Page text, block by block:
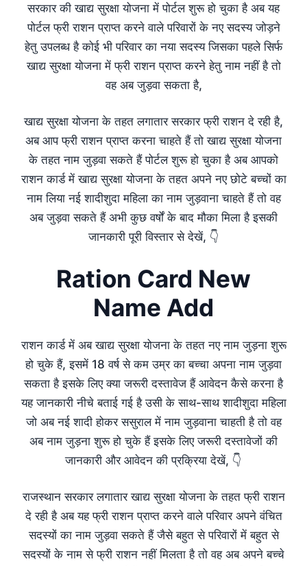
सरकार की खाद्य सुरक्षा योजना में पोर्टल शुरू हो चुका है अब यह
पोर्टल फ्री राशन प्राप्त करने वाले परिवारों के नए सदस्य जोड़ने
हेतु उपलब्ध है कोई भी परिवार का नया सदस्य जिसका पहले सिर्फ
खाद्य सुरक्षा योजना में फ्री राशन प्राप्त करने हेतु नाम नहीं है तो
वह अब जुड़वा सकता है,
खाद्य सुरक्षा योजना के तहत लगातार सरकार फ्री राशन दे रही है,
अब आप फ्री राशन प्राप्त करना चाहते हैं तो खाद्य सुरक्षा योजना
के तहत नाम जुड़वा सकते हैं पोर्टल शुरू हो चुका है अब आपको
राशन कार्ड में खाद्य सुरक्षा योजना के तहत अपने नए छोटे बच्चों का
नाम लिया नई शादीशुदा महिला का नाम जुड़वाना चाहते हैं तो वह
अब जुड़वा सकते हैं अभी कुछ वर्षों के बाद मौका मिला है इसकी
जानकारी पूरी विस्तार से देखें, 👇
Ration Card New
Name Add
राशन कार्ड में अब खाद्य सुरक्षा योजना के तहत नए नाम जुड़ना शुरू
हो चुके हैं, इसमें 18 वर्ष से कम उम्र का बच्चा अपना नाम जुड़वा
सकता है इसके लिए क्या जरूरी दस्तावेज हैं आवेदन कैसे करना है
यह जानकारी नीचे बताई गई है उसी के साथ-साथ शादीशुदा महिला
जो अब नई शादी होकर ससुराल में नाम जुड़वाना चाहती है तो वह
अब नाम जुड़ना शुरू हो चुके हैं इसके लिए जरूरी दस्तावेजों की
जानकारी और आवेदन की प्रक्रिया देखें, 👇
राजस्थान सरकार लगातार खाद्य सुरक्षा योजना के तहत फ्री राशन
दे रही है अब यह फ्री राशन प्राप्त करने वाले परिवार अपने वंचित
सदस्यों का नाम जुड़वा सकते हैं जैसे बहुत से परिवारों में बहुत से
सदस्यों के नाम से फ्री राशन नहीं मिलता है तो वह अब अपने बच्चे